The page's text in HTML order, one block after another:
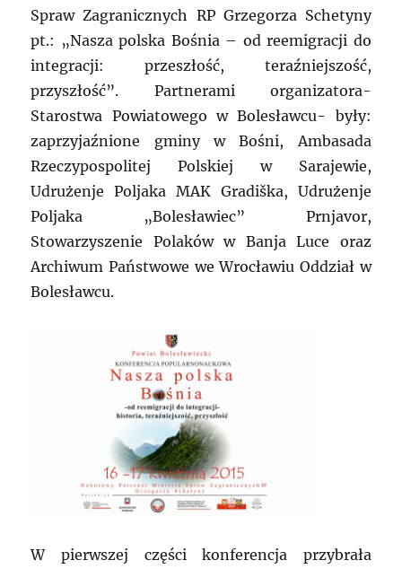
Spraw Zagranicznych RP Grzegorza Schetyny
pt.: „Nasza polska Bośnia – od reemigracji do
integracji: przeszłość, teraźniejszość,
przyszłość”. Partnerami organizatora-
Starostwa Powiatowego w Bolesławcu- były:
zaprzyjaźnione gminy w Bośni, Ambasada
Rzeczypospolitej Polskiej w Sarajewie,
Udrużenje Poljaka MAK Gradiška, Udrużenje
Poljaka „Bolesławiec” Prnjavor,
Stowarzyszenie Polaków w Banja Luce oraz
Archiwum Państwowe we Wrocławiu Oddział w
Bolesławcu.
W pierwszej części konferencja przybrała